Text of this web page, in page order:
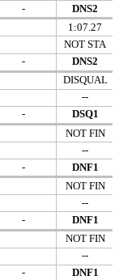
DNS2
-
1:07.27
NOT STA
DNS2
-
DISQUAL
--
DSQ1
-
NOT FIN
--
DNF1
-
NOT FIN
--
DNF1
-
NOT FIN
--
DNF1
-